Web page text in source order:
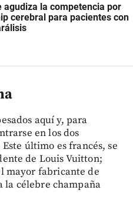
agudiza la competencia por
cerebral para pacientes con
aquí y, para
en los dos
último es francés, se
de Louis Vuitton;
mayor fabricante de
célebre champaña